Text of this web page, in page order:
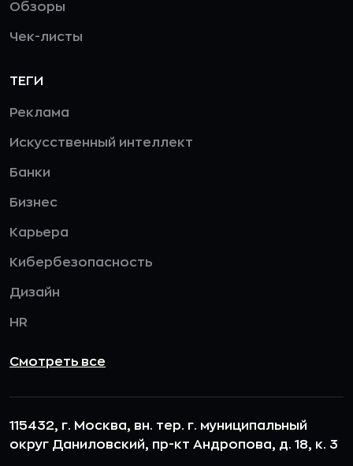
Обзоры
Чек-листы
ТЕГИ
Реклама
Искусственный интеллект
Банки
Бизнес
Карьера
Кибербезопасность
Дизайн
HR
Смотреть все
115432, г. Москва, вн. тер. г. муниципальный
округ Даниловский, пр-кт Андропова, д. 18, к. 3